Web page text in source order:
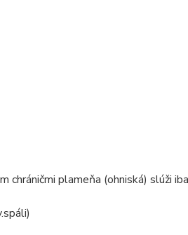
plameňa (ohniská) slúži